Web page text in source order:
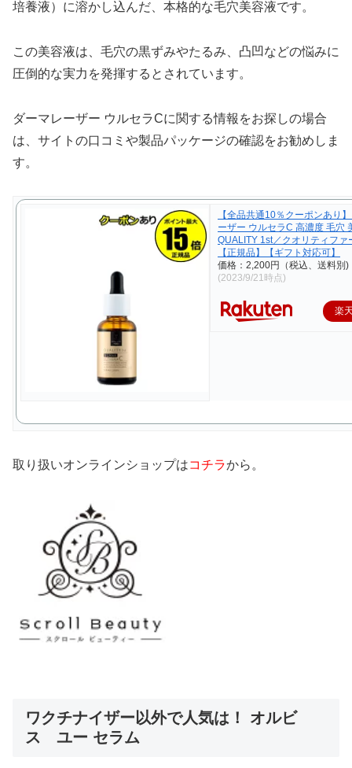
培養液）に溶かし込んだ、本格的な毛穴美容液です。
この美容液は、毛穴の黒ずみやたるみ、凸凹などの悩みに
圧倒的な実力を発揮するとされています。
ダーマレーザー ウルセラCに関する情報をお探しの場合
は、サイトの口コミや製品パッケージの確認をお勧めしま
す。
【全品共通10％クーポンあり
ーザー ウルセラC 高濃度 毛穴
QUALITY 1st／クオリティファ
【正規品】【ギフト対応可】
価格：2,200円（税込、送料別)
(2023/9/21時点)
楽
取り扱いオンラインショップはコチラから。
ワクチナイザー以外で人気は！ オルビ
ス ユー セラム